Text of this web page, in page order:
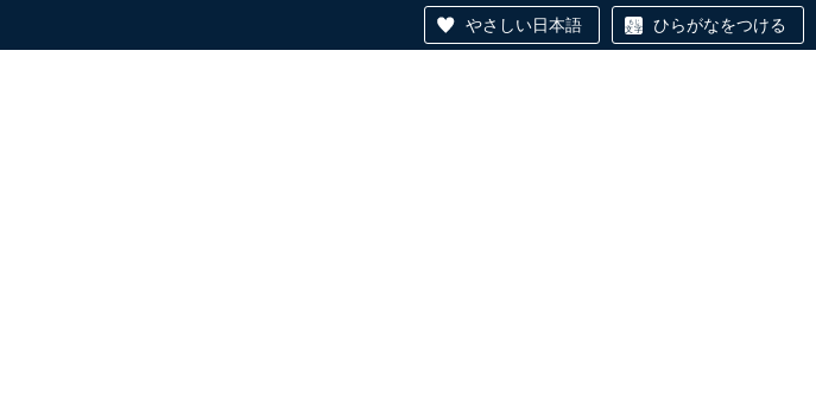
やさしい日本語 ひらがなをつける